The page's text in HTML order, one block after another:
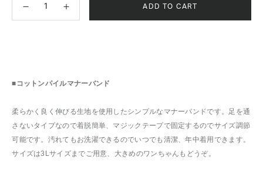
ADD TO CART
■コットンパイルマナーバンド
柔らかく良く伸びる生地を使用したシンプルなマナーバンドです。足を通
さないタイプなので着脱簡単、マジックテープで固定するのでサイズ調節
可能です。汚れてもお洗濯できるのでいつでも清潔、年中着用できます。
サイズは3Lサイズまでご用意、大きめのワンちゃんもどうぞ。